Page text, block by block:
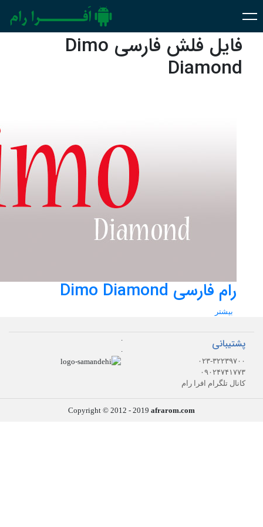
فایل فلش فارسی Dimo
Diamond
رام فارسی Dimo Diamond
بیشتر
پشتیبانی
۰۲۳-۳۲۲۳۹۷۰۰
۰۹۰۲۴۷۴۱۷۷۳
کانال تلگرام افرا رام
.
.
Copyright © 2012 - 2019 afrarom.com